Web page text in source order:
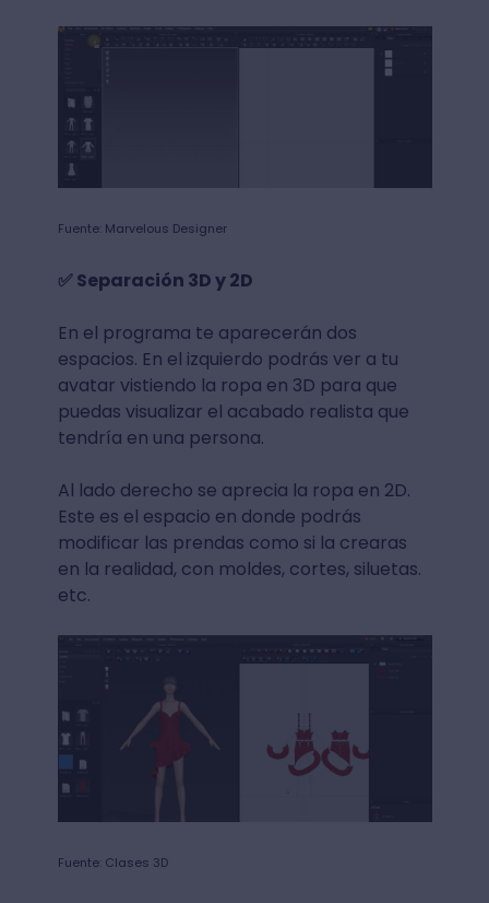
Fuente: Marvelous Designer
✅ Separación 3D y 2D
En el programa te aparecerán dos
espacios. En el izquierdo podrás ver a tu
avatar vistiendo la ropa en 3D para que
puedas visualizar el acabado realista que
tendría en una persona.
Al lado derecho se aprecia la ropa en 2D.
Este es el espacio en donde podrás
modificar las prendas como si la crearas
en la realidad, con moldes, cortes, siluetas.
etc.
Fuente: Clases 3D